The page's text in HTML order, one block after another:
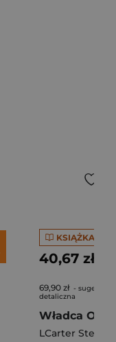
KSIĄŻKA
40,67 zł
69,90 zł -
detaliczna
Władca
LCarter